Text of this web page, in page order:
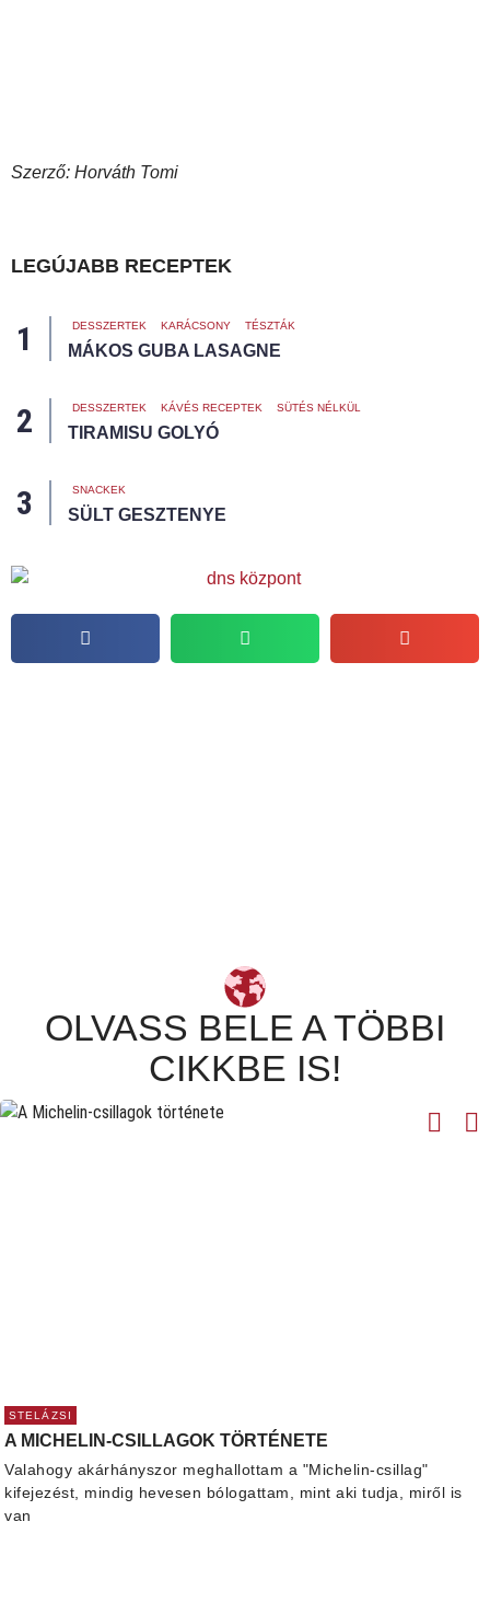
Szerző: Horváth Tomi
LEGÚJABB RECEPTEK
DESSZERTEK KARÁCSONY TÉSZTÁK
MÁKOS GUBA LASAGNE
DESSZERTEK KÁVÉS RECEPTEK SÜTÉS NÉLKÜL
TIRAMISU GOLYÓ
SNACKEK
SÜLT GESZTENYE
OLVASS BELE A TÖBBI
CIKKBE IS!
STELÁZSI
A MICHELIN-CSILLAGOK TÖRTÉNETE
Valahogy akárhányszor meghallottam a "Michelin-csillag"
kifejezést, mindig hevesen bólogattam, mint aki tudja, miről is
van